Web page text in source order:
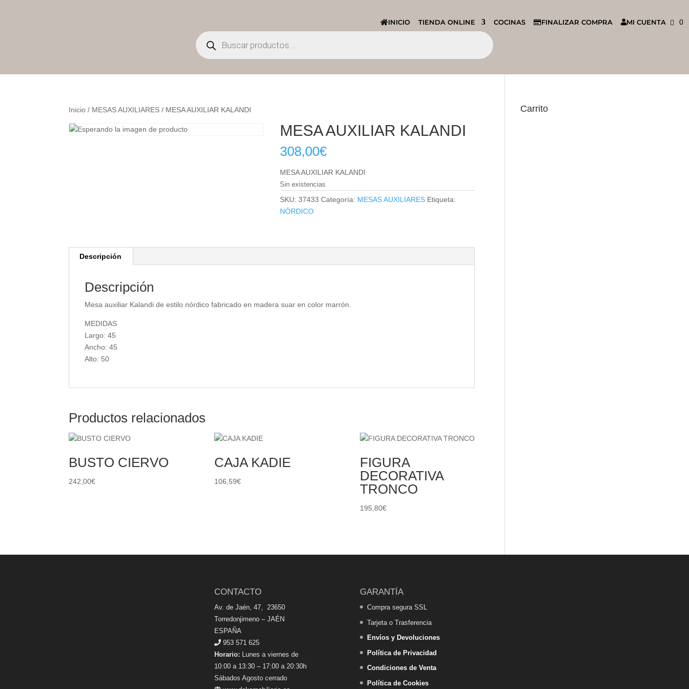
INICIO TIENDA ONLINE COCINAS FINALIZAR COMPRA MI CUENTA
0
Búsqueda
de
productos
Inicio / MESAS AUXILIARES / MESA AUXILIAR KALANDI
MESA AUXILIAR KALANDI
308,00€
MESA AUXILIAR KALANDI
Sin existencias
SKU:37433 Categoría: MESAS AUXILIARES Etiqueta:
NÓRDICO
Descripción
Descripción
Mesa auxiliar Kalandi de estilo nórdico fabricado en madera suar en color marrón.
MEDIDAS
Largo: 45
Ancho: 45
Alto: 50
Productos relacionados
BUSTO CIERVO
242,00€
CAJA KADIE
106,59€
FIGURA
DECORATIVA
TRONCO
195,80€
Carrito
CONTACTO
Av. de Jaén, 47, 23650
Torredonjimeno – JAÉN
ESPAÑA
953 571 625
Horario: Lunes a viernes de
10:00 a 13:30 – 17:00 a 20:30h
Sábados Agosto cerrado
GARANTÍA
Compra segura SSL
Tarjeta o Trasferencia
Envíos y Devoluciones
Política de Privacidad
Condiciones de Venta
Política de Cookies